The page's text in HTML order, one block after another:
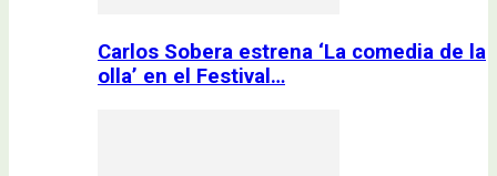
Carlos Sobera estrena ‘La comedia de la
olla’ en el Festival…